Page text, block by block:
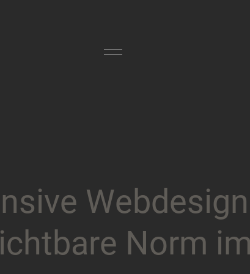
nsive Webdesign
ichtbare Norm im